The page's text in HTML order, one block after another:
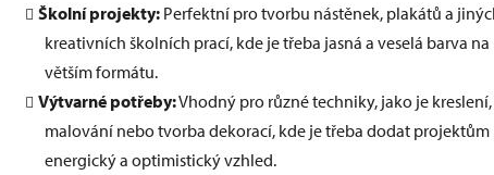
Školní projekty: Perfektní pro tvorbu nástěnek, plakátů a
kreativních školních prací, kde je třeba jasná a veselá barva na
větším formátu.
Výtvarné potřeby:Vhodný pro různé techniky, jako je kreslení,
malování nebo tvorba dekorací, kde je třeba dodat projektům
energický a optimistický vzhled.